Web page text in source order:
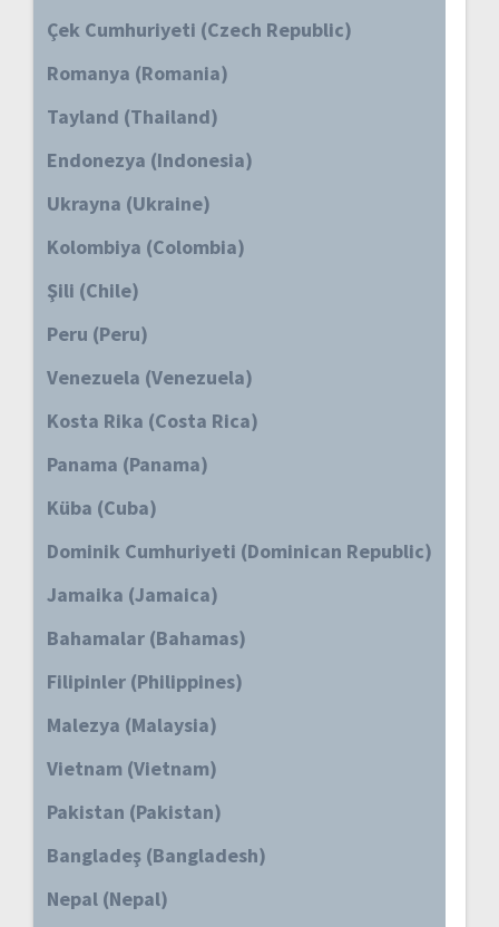
Çek Cumhuriyeti (Czech Republic)
Romanya (Romania)
Tayland (Thailand)
Endonezya (Indonesia)
Ukrayna (Ukraine)
Kolombiya (Colombia)
Şili (Chile)
Peru (Peru)
Venezuela (Venezuela)
Kosta Rika (Costa Rica)
Panama (Panama)
Küba (Cuba)
Dominik Cumhuriyeti (Dominican Republic)
Jamaika (Jamaica)
Bahamalar (Bahamas)
Filipinler (Philippines)
Malezya (Malaysia)
Vietnam (Vietnam)
Pakistan (Pakistan)
Bangladeş (Bangladesh)
Nepal (Nepal)